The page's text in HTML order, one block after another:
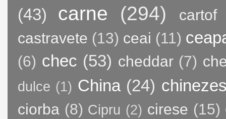
(43)
carne (294)
cartof
castravete (13) ceai (11)
(6) chec (53) cheddar (7)
dulce (1) China (24)
ciorba (8) Cipru (2) cirese (15)